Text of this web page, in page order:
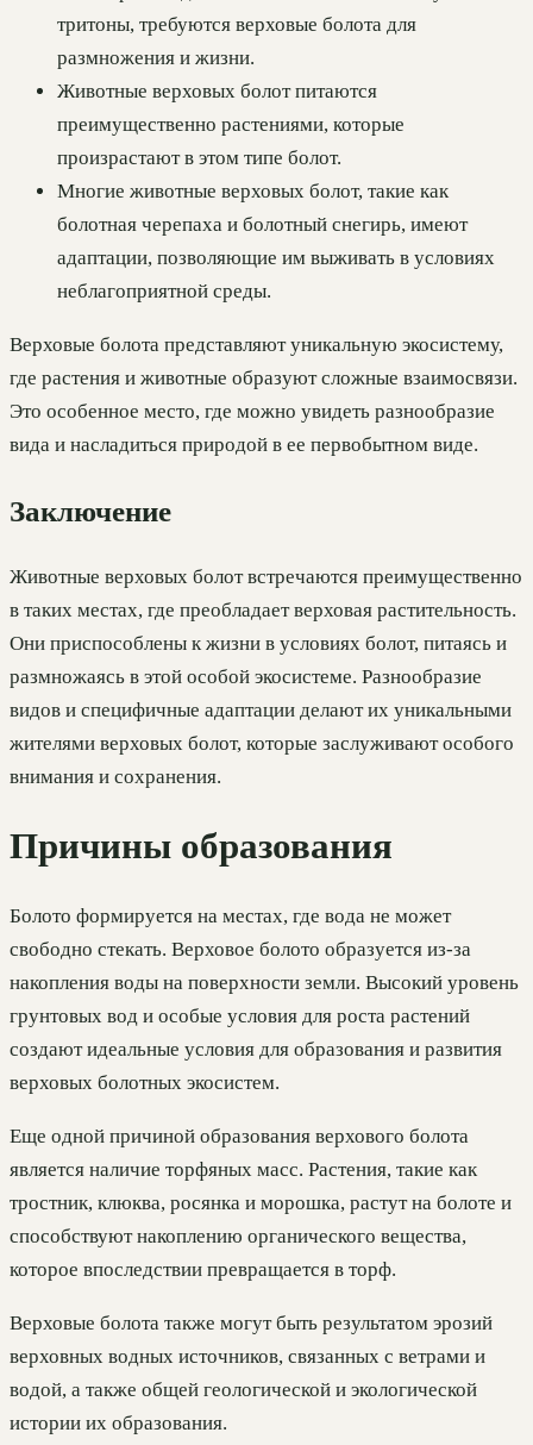
тритоны, требуются верховые болота для
размножения и жизни.
Животные верховых болот питаются
преимущественно растениями, которые
произрастают в этом типе болот.
Многие животные верховых болот, такие как
болотная черепаха и болотный снегирь, имеют
адаптации, позволяющие им выживать в условиях
неблагоприятной среды.
Верховые болота представляют уникальную экосистему,
где растения и животные образуют сложные взаимосвязи.
Это особенное место, где можно увидеть разнообразие
вида и насладиться природой в ее первобытном виде.
Заключение
Животные верховых болот встречаются преимущественно
в таких местах, где преобладает верховая растительность.
Они приспособлены к жизни в условиях болот, питаясь и
размножаясь в этой особой экосистеме. Разнообразие
видов и специфичные адаптации делают их уникальными
жителями верховых болот, которые заслуживают особого
внимания и сохранения.
Причины образования
Болото формируется на местах, где вода не может
свободно стекать. Верховое болото образуется из-за
накопления воды на поверхности земли. Высокий уровень
грунтовых вод и особые условия для роста растений
создают идеальные условия для образования и развития
верховых болотных экосистем.
Еще одной причиной образования верхового болота
является наличие торфяных масс. Растения, такие как
тростник, клюква, росянка и морошка, растут на болоте и
способствуют накоплению органического вещества,
которое впоследствии превращается в торф.
Верховые болота также могут быть результатом эрозий
верховных водных источников, связанных с ветрами и
водой, а также общей геологической и экологической
истории их образования.